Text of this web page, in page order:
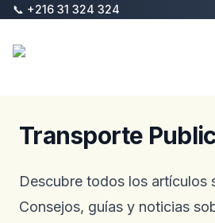
Saltar al contenido principal
📞 +216 31 324 324
Transporte
Descubre todos los artículos
Consejos, guías y noticias